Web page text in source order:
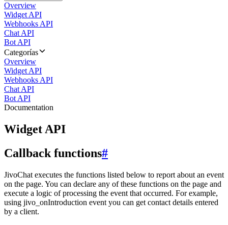
Overview
Widget API
Webhooks API
Chat API
Bot API
Categorías
Overview
Widget API
Webhooks API
Chat API
Bot API
Documentation
Widget API
Callback functions#
JivoChat executes the functions listed below to report about an event
on the page. You can declare any of these functions on the page and
execute a logic of processing the event that occurred. For example,
using jivo_onIntroduction event you can get contact details entered
by a client.